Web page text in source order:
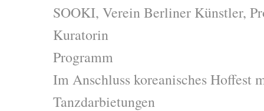
SOOKI, Verein Berliner Künstler,
Kuratorin
Programm
Im Anschluss koreanisches Hoffest
Tanzdarbietungen